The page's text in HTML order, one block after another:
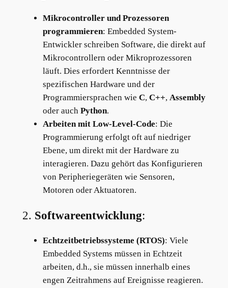
Mikrocontroller und Prozessoren
programmieren: Embedded System-
Entwickler schreiben Software, die direkt auf
Mikrocontrollern oder Mikroprozessoren
läuft. Dies erfordert Kenntnisse der
spezifischen Hardware und der
Programmiersprachen wie C, C++, Assembly
oder auch Python.
Arbeiten mit Low-Level-Code: Die
Programmierung erfolgt oft auf niedriger
Ebene, um direkt mit der Hardware zu
interagieren. Dazu gehört das Konfigurieren
von Peripheriegeräten wie Sensoren,
Motoren oder Aktuatoren.
2. Softwareentwicklung:
Echtzeitbetriebssysteme (RTOS): Viele
Embedded Systems müssen in Echtzeit
arbeiten, d.h., sie müssen innerhalb eines
engen Zeitrahmens auf Ereignisse reagieren.